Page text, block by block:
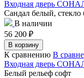
Входная дверь
Сандал белый, стекло
В наличии
56 200 ₽
В корзину
К сравнению В
Входная дверь
Белый рельеф софт